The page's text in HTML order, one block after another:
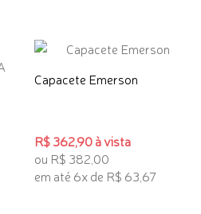
Capacete Emerson
R$ 362,90 à vista
ou R$ 382,00
em até 6x de R$ 63,67